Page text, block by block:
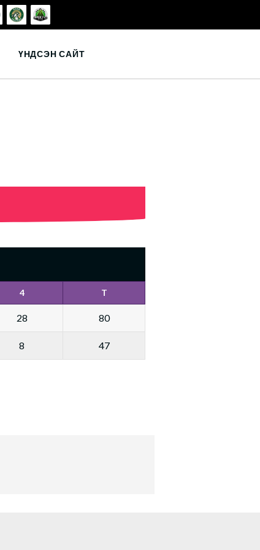
ҮНДСЭН САЙТ
4 T
28 80
8 47